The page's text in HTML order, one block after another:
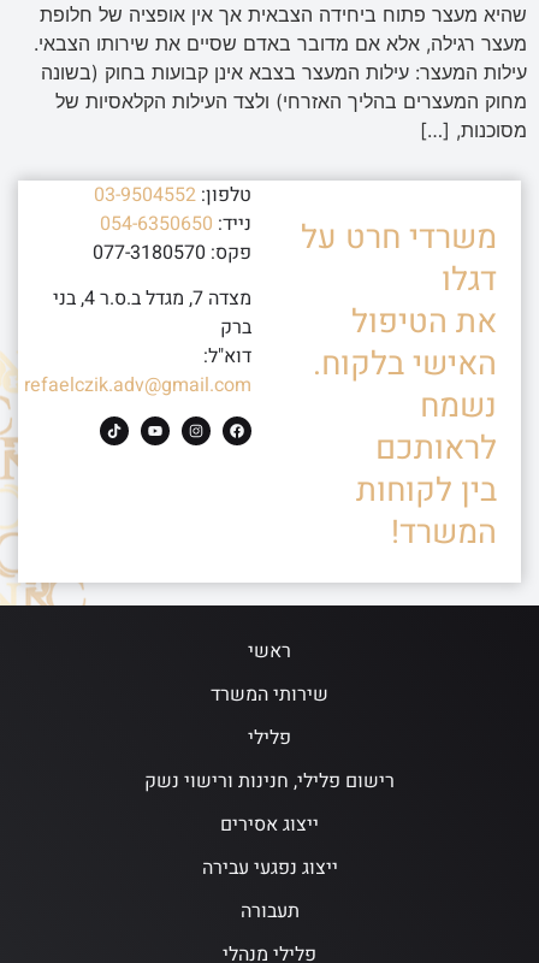
שהיא מעצר פתוח ביחידה הצבאית אך אין אופציה של חלופת
מעצר רגילה, אלא אם מדובר באדם שסיים את שירותו הצבאי.
עילות המעצר: עילות המעצר בצבא אינן קבועות בחוק (בשונה
מחוק המעצרים בהליך האזרחי) ולצד העילות הקלאסיות של
מסוכנות, […]
משרדי חרט על
דגלו
את הטיפול
האישי בלקוח.
נשמח
לראותכם
בין לקוחות
המשרד!
טלפון: 03-9504552
נייד: 054-6350650
פקס: 077-3180570
מצדה 7, מגדל ב.ס.ר 4, בני
ברק
דוא"ל:
refaelczik.adv@gmail.com
ראשי
שירותי המשרד
פלילי
רישום פלילי, חנינות ורישוי נשק
ייצוג אסירים
ייצוג נפגעי עבירה
תעבורה
פלילי מנהלי